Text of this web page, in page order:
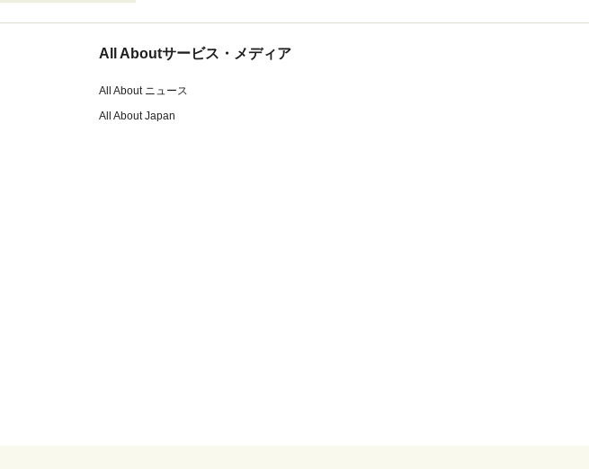
All Aboutサービス・メディア
All About ニュース
All About Japan